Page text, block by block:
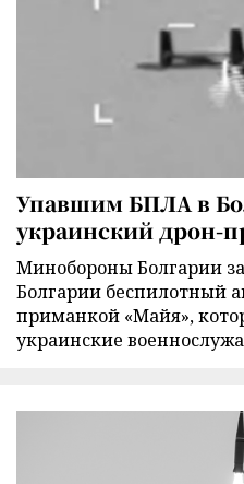
Упавшим БПЛА в
украинский дрон-
Минобороны Болгарии
Болгарии беспилотный
приманкой «Майя»,
украинские